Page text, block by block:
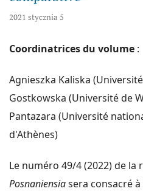
2021 stycznia 5
Coordinatrices du volume :
Agnieszka Kaliska
Gostkowska (Université de
Pantazara (Université
d'Athènes)
Le numéro 49/4 (2022) de la
Posnaniensiasera consacré